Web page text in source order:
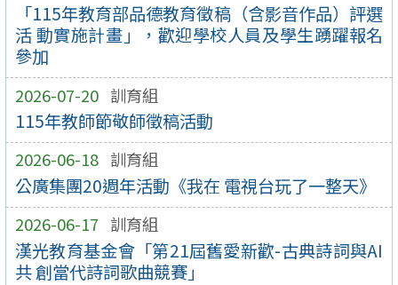
「115年教育部品德教育徵稿（含影音作品）評選
活 動實施計畫」，歡迎學校人員及學生踴躍報名
參加
2026-07-20 訓育組
115年教師節敬師徵稿活動
2026-06-18 訓育組
公廣集團20週年活動《我在 電視台玩了一整天》
2026-06-17 訓育組
漢光教育基金會「第21屆舊愛新歡-古典詩詞與AI
共 創當代詩詞歌曲競賽」